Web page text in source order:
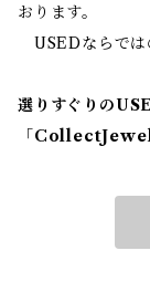
おります。
USEDならでは
選りすぐりの
「